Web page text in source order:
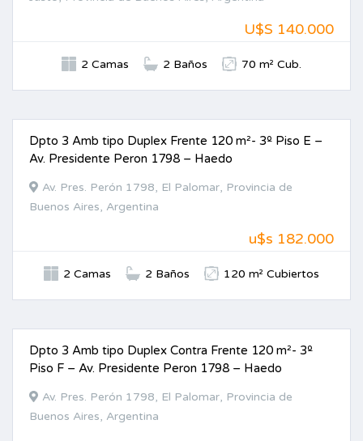
U$S 140.000
2 Camas 2 Baños 70 m² Cub.
VENTA
Dpto 3 Amb tipo Duplex Frente 120 m²- 3º Piso E –
Av. Presidente Peron 1798 – Haedo
Av. Pres. Perón 1798, El Palomar, Provincia de
Buenos Aires, Argentina
u$s 182.000
2 Camas 2 Baños 120 m² Cubiertos
VENTA
Dpto 3 Amb tipo Duplex Contra Frente 120 m²- 3º
Piso F – Av. Presidente Peron 1798 – Haedo
Av. Pres. Perón 1798, El Palomar, Provincia de
Buenos Aires, Argentina